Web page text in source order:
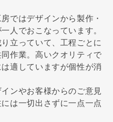
ではデザインから製作・
人でおこなっています。
立っていて、工程ごとに
作業。高いクオリティで
適していますが個性が消
ンやお客様からのご意見
は一切出さずに一点一点